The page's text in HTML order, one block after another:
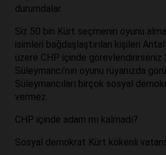
durumdalar.
Siz 50 bin Kürt seçmenin oyunu
isimleri bağdaşlaştırılan kişileri
üzere CHP içinde görevlendirirseniz
Süleymancı’nın oyunu rüyanızda
Süleymancıları birçok sosyal
vermez.
CHP içinde adam mı kalmadı?
Sosyal demokrat Kürt kökenli